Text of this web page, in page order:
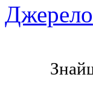
Джерело